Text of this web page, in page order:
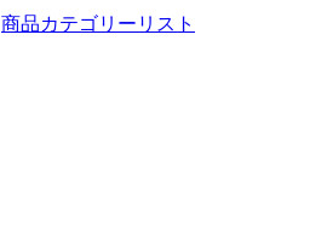
商品カテゴリーリスト